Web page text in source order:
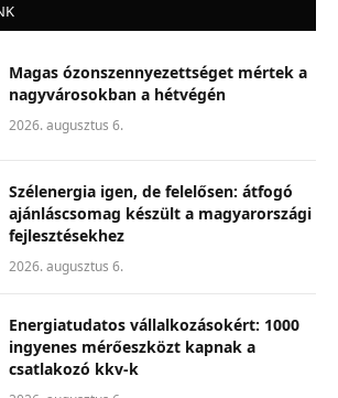
Magas ózonszennyezettséget mértek a
nagyvárosokban a hétvégén
2026. augusztus 6.
Szélenergia igen, de felelősen: átfogó
ajánláscsomag készült a magyarországi
fejlesztésekhez
2026. augusztus 6.
Energiatudatos vállalkozásokért: 1000
ingyenes mérőeszközt kapnak a
csatlakozó kkv-k